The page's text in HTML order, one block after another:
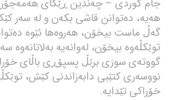
جام کوردی – چەندین ڕێگای هەمەجۆر
هەیە، دەتوانن قاشی بکەن و لە سەر
گەڵ ماست بیخۆن، هەروەها ئێوە
توێکڵەوە بیخۆن، لەوانەیە بەلاتانەوە
گووتەی سوزی برێڵ پسپۆڕی باڵای
نووسەری کتێبی دابەزاندنی کێش،
خۆراکی تێدایە.